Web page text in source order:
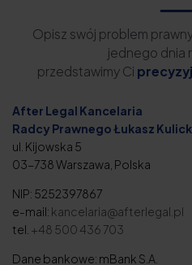
Opisz swój problem
jednego dnia
przedstawimy Ci
After Legal Kancelaria
Radcy Prawnego Łukasz
ul. Kijowska 5
03-738 Warszawa, Polska
NIP: 5252397867
e-mail: kancelaria@afterlegal.pl
tel. +48 500 436 703
Dane bankowe: mBank S.A.